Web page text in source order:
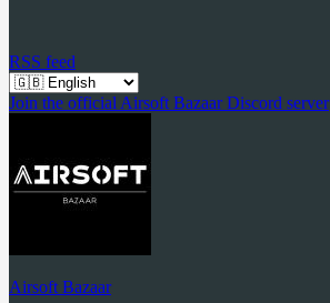
RSS feed
Join the official Airsoft Bazaar Discord server
Airsoft Bazaar